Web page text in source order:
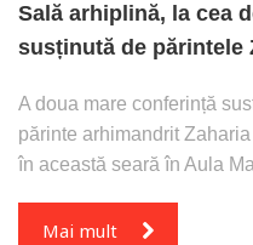
Sală arhiplină, la cea
susținută de părintele
A doua mare conferință
părinte arhimandrit
în această seară în Aula
Mai mult